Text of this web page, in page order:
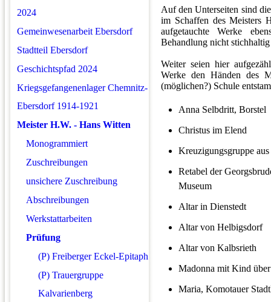
2024
Gemeinwesenarbeit Ebersdorf
Stadtteil Ebersdorf
Geschichtspfad 2024
Kriegsgefangenenlager Chemnitz-
Ebersdorf 1914-1921
Meister H.W. - Hans Witten
Monogrammiert
Zuschreibungen
unsichere Zuschreibung
Abschreibungen
Werkstattarbeiten
Prüfung
(P) Freiberger Eckel-Epitaph
(P) Trauergruppe
Kalvarienberg
Auf den Unterseiten sind
im Schaffen des Meisters
aufgetauchte Werke
Behandlung nicht
Weiter seien hier
Werke den Händen des
(möglichen?) Schule
Anna Selbdritt, Borstel
Christus im Elend
Kreuzigungsgruppe aus
Retabel der
Museum
Altar in Dienstedt
Altar von Helbigsdorf
Altar von Kalbsrieth
Madonna mit Kind
Maria, Komotauer